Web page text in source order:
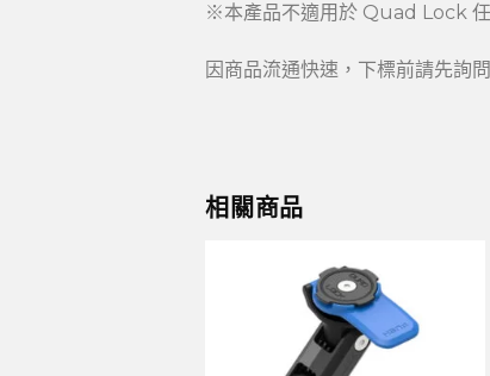
※本產品不適用於 Quad Lock
因商品流通快速，下標前請先詢
相關商品